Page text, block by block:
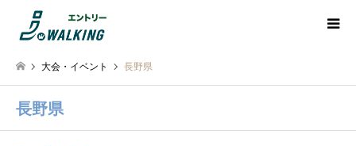
大会・イベント 長野県
長野県